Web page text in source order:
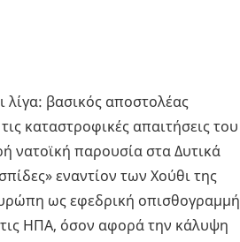
λίγα: βασικός αποστολέας
καταστροφικές απαιτήσεις του
νατοϊκή παρουσία στα Δυτικά
εναντίον των Χούθι της
ως εφεδρική οπισθογραμμή
ΗΠΑ, όσον αφορά την κάλυψη